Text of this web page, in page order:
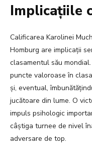
Implicațiile
Calificarea Karolinei
Homburg are implicații
clasamentul său
puncte valoroase în
și, eventual,
jucătoare din lume. O
impuls psihologic
câștiga turnee de nivel
adversare de top.